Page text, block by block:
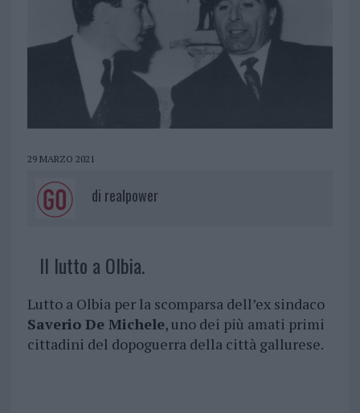
29 MARZO 2021
di realpower
Il lutto a Olbia.
Lutto a Olbia per la scomparsa dell’ex sindaco
Saverio De Michele, uno dei più amati primi
cittadini del dopoguerra della città gallurese.